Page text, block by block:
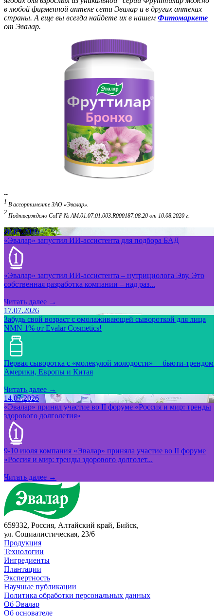
в любой фирменной аптеке сети Эвалар и в других аптеках
страны. А еще вы всегда найдете их в нашем Фитомаркете
от Эвалар.
--
1 В ассортименте ЗАО «Эвалар».
2 Подтверждено СоГР № AM.01.07.01.003.R000187.08.20 от 10.08.2020 г.
28.07.2026
«Эвалар» запустил ИИ-ассистента для подбора БАД
«Эвалар» запустил ИИ-ассистента – нутрициолога Эву. Это
собственная разработка компании – над раз...
Читать далее →
17.07.2026
Забудь свой возраст с омолаживающей сывороткой для лица
NMN 1% от Evalar Cosmetics!
Первая сыворотка с «молекулой молодости» – бьюти-трендом
Америки, Европы и Китая
Читать далее →
14.07.2026
«Эвалар» принял участие во II форуме «Россия и мир: тренды
здорового долголетия»
9-10 июля компания «Эвалар» приняла участие во II форуме
«Россия и мир: тренды здорового долголет...
Читать далее →
659332, Россия, Алтайский край, Бийск,
ул. Социалистическая, 23/6
Продукция
Технологии
Ингредиенты
Плантации
Экспертность
Научные публикации
Политика обработки персональных данных
Об Эвалар
Об основателе